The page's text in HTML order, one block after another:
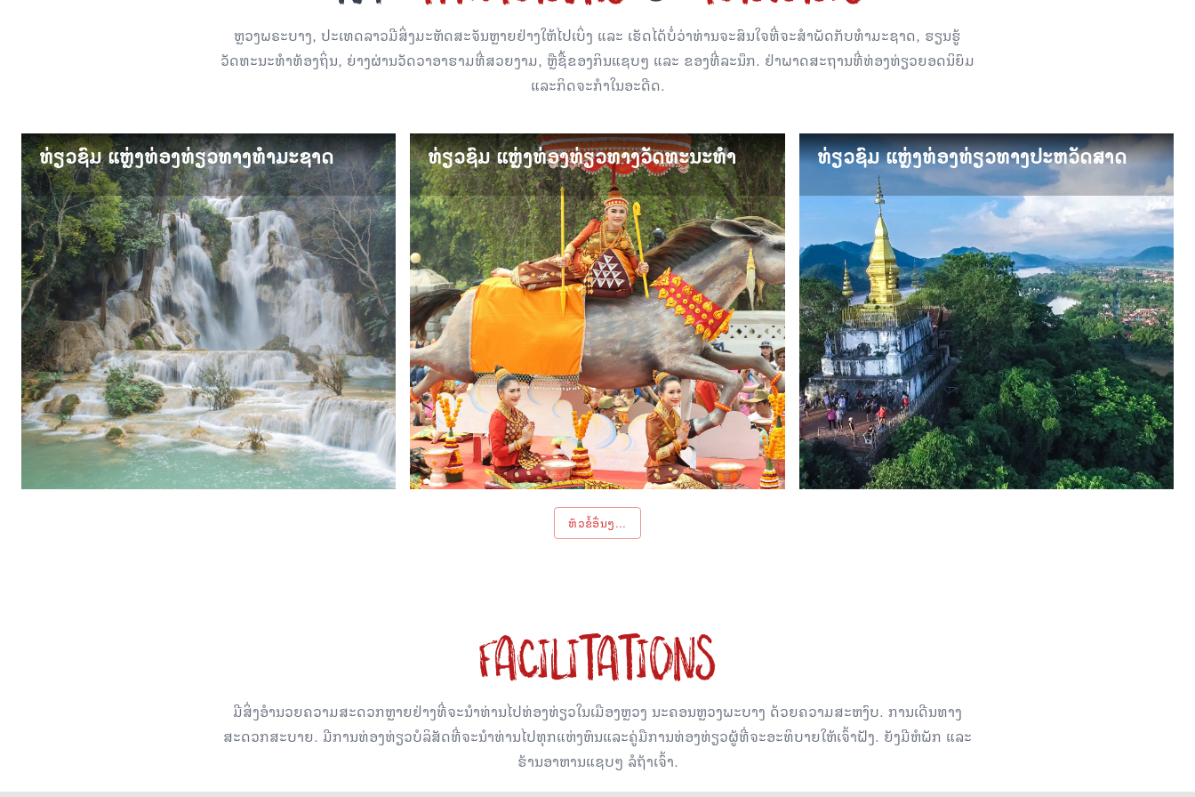
ຫຼວງພຣະບາງ, ປະເທດລາວມີສິ່ງມະຫັດສະຈັນຫຼາຍຢ່າງໃຫ້ໄປເບິ່ງ ແລະ ເຮັດໄດ້ບໍ່ວ່າທ່ານຈະສົນໃຈທີ່ຈະສຳພັດກັບທຳມະຊາດ, ຮຽນຮູ້
ວັດທະນະທຳທ້ອງຖິ່ນ, ຍ່າງຜ່ານວັດວາອາຮາມທີ່ສວຍງາມ, ຫຼືຊື້ຂອງກິນແຊບໆ ແລະ ຂອງທີ່ລະນຶກ. ຢ່າພາດສະຖານທີ່ທ່ອງທ່ຽວຍອດນິຍົມ
ແລະກິດຈະກໍາໃນອະດີດ.
ທ່ຽວຊົມ ແຫຼ່ງທ່ອງທ່ຽວທາງທຳມະຊາດ
ທ່ຽວຊົມ ແຫຼ່ງທ່ອງທ່ຽວທາງທຳມະຊາດ
ສະຖານທີ່ທ່ອງທ່ຽວທາງທຳມະຊາດອັນດັບຕົ້ນໆຂອງລາວລວມມີ ນ້ຳຕົກຕາດ
ກວາງຊີ, ພູເຂົາພູສີ, ນ້ຳຕົກຕາດແຊວ ແລະ ອື່ນໆອີກຫຼາຍໆແຫ່ງ.
ທ່ຽວຊົມ ແຫຼ່ງທ່ອງທ່ຽວທາງວັດທະນະທຳ
ທ່ຽວຊົມ ແຫຼ່ງທ່ອງທ່ຽວທາງວັດທະນະທຳ
ກິດຈະກຳສິລະປະ ແລະ ວັດທະນະທຳ ທີ່ຫຼວງພະບາງ ຈະເຮັດໃຫ້ເຈົ້າ
ເຂົ້າໃຈເຖິງປະຫວັດສາດ, ຮີດຄອງປະເພນີ ແລະ ສິລະປະຂອງເມືອງ.
ທ່ຽວຊົມ ແຫຼ່ງທ່ອງທ່ຽວທາງປະຫວັດສາດ
ທ່ຽວຊົມ ແຫຼ່ງທ່ອງທ່ຽວທາງປະຫວັດສາດ
ສະຖານທີ່ທາງປະຫວັດສາດ ເປັນອີກໜຶ່ງແຫຼງທ່ອງທ່ຽວທີ່ບໍ່ຄົນພາດ ເພື່ອ
ໃຫ້ເຂົ້າໃຈເຖິງປະຫວັດສາດ ແລະ ຄວາມເປັນມາທີ່ມີເອກະລັກຂອງຫຼວງພະ
ບາງ ທີ່ໄດ້ຮັບການຍົກຍ້ອງຈາກນັກບູຮານຄະດີ.ທ່ຽວຊົມ ແຫຼ່ງທ່ອງທ່ຽວທາງ
ປະຫວັດສາດ
ຫົວຂໍ້ອື່ນໆ...
FACILITATIONS
ມີສິ່ງອໍານວຍຄວາມສະດວກຫຼາຍຢ່າງທີ່ຈະນໍາທ່ານໄປທ່ອງທ່ຽວໃນເມືອງຫຼວງ ນະຄອນຫຼວງພະບາງ ດ້ວຍຄວາມສະຫງົບ. ການເດີນທາງ
ສະດວກສະບາຍ. ມີການທ່ອງທ່ຽວບໍ​ລິ​ສັດ​ທີ່​ຈະ​ນໍາ​ທ່ານ​ໄປ​ທຸກ​ແຫ່ງ​ຫົນ​ແລະ​ຄູ່​ມື​ການ​ທ່ອງ​ທ່ຽວ​ຜູ້​ທີ່​ຈະ​ອະທິບາຍໃຫ້ເຈົ້າຟັງ. ຍັງມີຫໍພັກ ແລະ
ຮ້ານອາຫານແຊບໆ ລໍຖ້າເຈົ້າ.